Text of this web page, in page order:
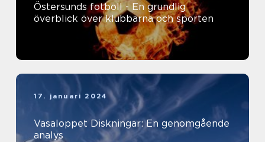
Östersunds fotboll - En grundlig
överblick över klubbarna och sporten
17. januari 2024
Vasaloppet Diskningar: En genomgående
analys